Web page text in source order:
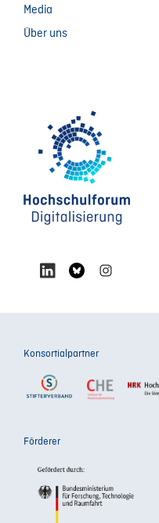
Media
Über uns
Konsortialpartner
Förderer